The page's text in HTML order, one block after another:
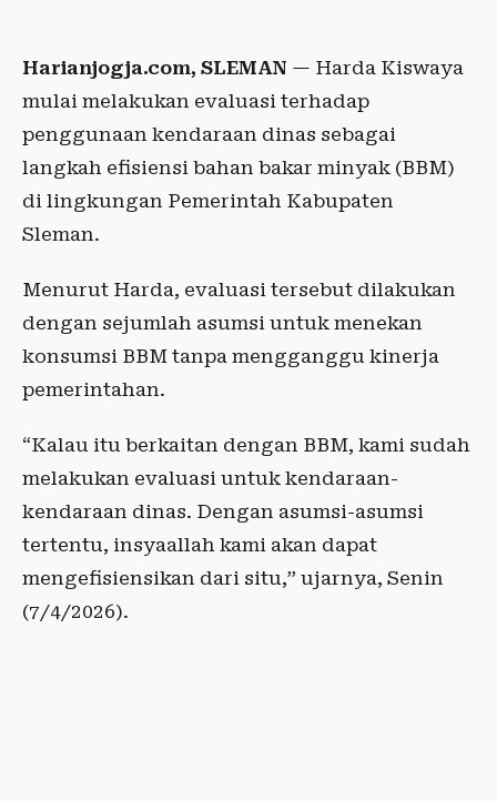
Harianjogja.com, SLEMAN — Harda Kiswaya
mulai melakukan evaluasi terhadap
penggunaan kendaraan dinas sebagai
langkah efisiensi bahan bakar minyak (BBM)
di lingkungan Pemerintah Kabupaten
Sleman.
Menurut Harda, evaluasi tersebut dilakukan
dengan sejumlah asumsi untuk menekan
konsumsi BBM tanpa mengganggu kinerja
pemerintahan.
“Kalau itu berkaitan dengan BBM, kami sudah
melakukan evaluasi untuk kendaraan-
kendaraan dinas. Dengan asumsi-asumsi
tertentu, insyaallah kami akan dapat
mengefisiensikan dari situ,” ujarnya, Senin
(7/4/2026).